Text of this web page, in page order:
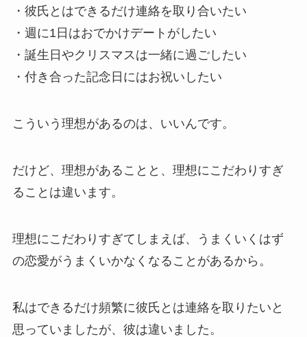
・彼氏とはできるだけ連絡を取り合いたい
・週に1日はおでかけデートがしたい
・誕生日やクリスマスは一緒に過ごしたい
・付き合った記念日にはお祝いしたい
こういう理想があるのは、いいんです。
だけど、理想があることと、理想にこだわりすぎ
ることは違います。
理想にこだわりすぎてしまえば、うまくいくはず
の恋愛がうまくいかなくなることがあるから。
私はできるだけ頻繁に彼氏とは連絡を取りたいと
思っていましたが、彼は違いました。